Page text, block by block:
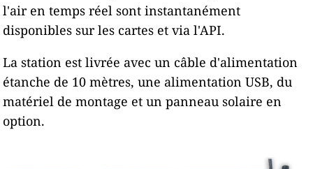
l'air en temps réel sont instantanément
disponibles sur les cartes et via l'API.
La station est livrée avec un câble d'alimentation
étanche de 10 mètres, une alimentation USB, du
matériel de montage et un panneau solaire en
option.